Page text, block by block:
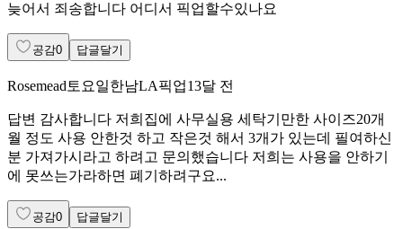
늦어서 죄송합니다 어디서 픽업할수있나요
공감0 답글달기
Rosemead토요일한남LA픽업13달 전
답변 감사합니다 저희집에 사무실용 세탁기만한 사이즈20개
월 정도 사용 안한것 하고 작은것 해서 3개가 있는데 필여하신
분 가져가시라고 하려고 문의했습니다 저희는 사용을 안하기
에 못쓰는가라하면 폐기하려구요...
공감0 답글달기